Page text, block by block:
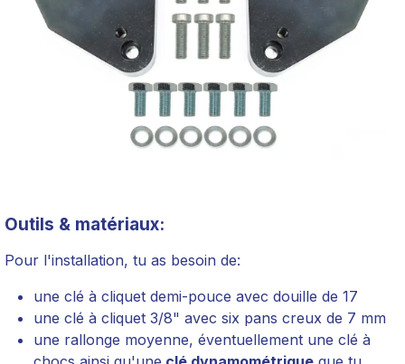
Outils & matériaux:
Pour l'installation, tu as besoin de:
une clé à cliquet demi-pouce avec douille de 17
une clé à cliquet 3/8" avec six pans creux de 7 mm
une rallonge moyenne, éventuellement une clé à